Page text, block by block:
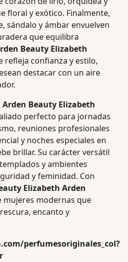
floral y exótico. Finalmente,
sándalo y ámbar envuelven
que equilibra
Beauty Elizabeth
refleja confianza y estilo,
destacar con un aire
Arden Beauty Elizabeth
perfecto para jornadas
reuniones profesionales
y noches especiales en
brillar. Su carácter versátil
y ambientes
y feminidad. Con
Elizabeth Arden
mujeres modernas que
encanto y
perfumesoriginales_col?